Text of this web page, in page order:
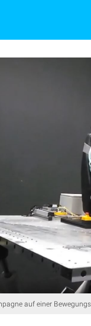
auf einer